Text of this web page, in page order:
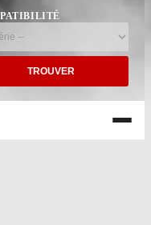
TROUVER